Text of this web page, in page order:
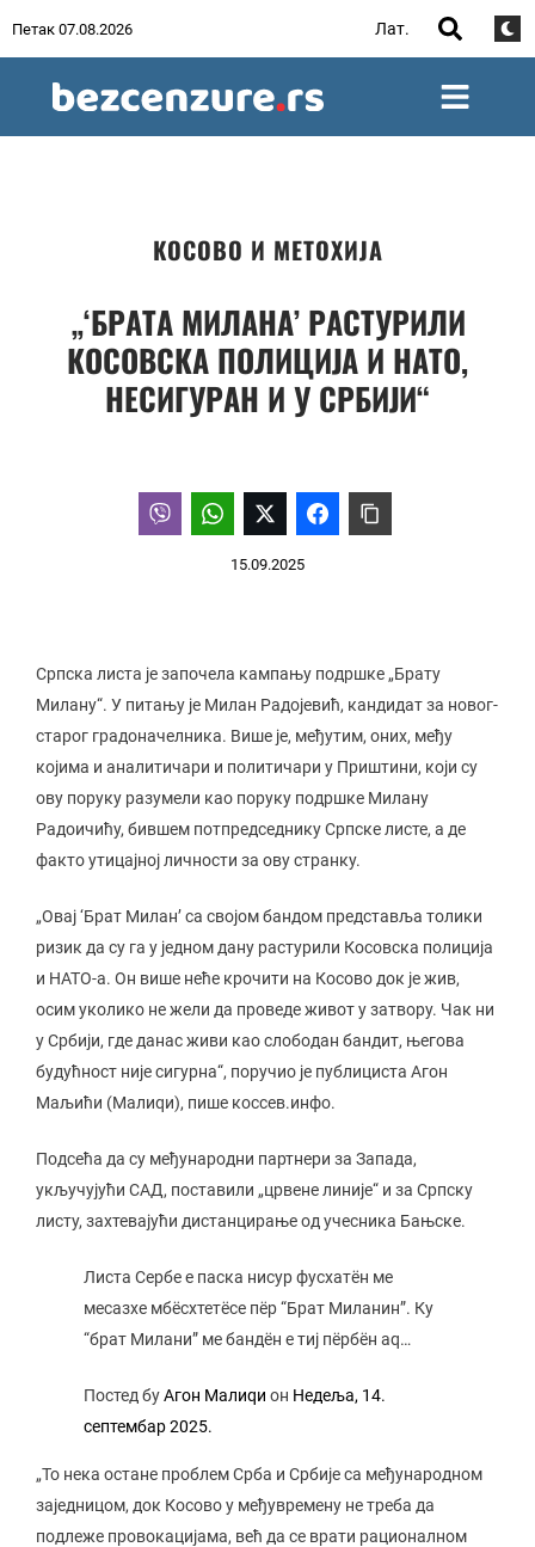
Петак 07.08.2026 Лат.
КОСОВО И МЕТОХИЈА
„‘БРАТА МИЛАНА’ РАСТУРИЛИ
КОСОВСКА ПОЛИЦИЈА И НАТО,
НЕСИГУРАН И У СРБИЈИ“
15.09.2025
Српска листа је започела кампању подршке „Брату
Милану“. У питању је Милан Радојевић, кандидат за новог-
старог градоначелника. Више је, међутим, оних, међу
којима и аналитичари и политичари у Приштини, који су
ову поруку разумели као поруку подршке Милану
Радоичићу, бившем потпредседнику Српске листе, а де
факто утицајној личности за ову странку.
„Овај ‘Брат Милан’ са својом бандом представља толики
ризик да су га у једном дану растурили Косовска полиција
и НАТО-а. Он више неће крочити на Косово док је жив,
осим уколико не жели да проведе живот у затвору. Чак ни
у Србији, где данас живи као слободан бандит, његова
будућност није сигурна“, поручио је публициста Агон
Маљићи (Малиqи), пише коссев.инфо.
Подсећа да су међународни партнери за Запада,
укључујући САД, поставили „црвене линије“ и за Српску
листу, захтевајући дистанцирање од учесника Бањске.
Листа Сербе е паска нисур фусхатëн ме
месазхе мбëсхтетëсе пëр “Брат Миланин”. Кy
“брат Милани” ме бандëн е тиј пëрбëн аq…
Постед бyАгон Малиqи он Недеља, 14.
септембар 2025.
„То нека остане проблем Срба и Србије са међународном
заједницом, док Косово у међувремену не треба да
подлеже провокацијама, већ да се врати рационалном